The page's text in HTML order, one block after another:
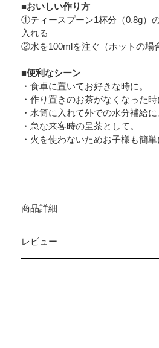
■おいしい作り方
①ティースプーン1杯分（0.8g）
入れる
②水を100mlを注ぐ（ホットの場
■便利なシーン
・食卓に置いてお好きな時に。
・作り置きのお茶がなくなった時
・水筒に入れて外での水分補給に
・急な来客時の呈茶として。
・火を使わないためお子様も簡単
商品詳細
レビュー